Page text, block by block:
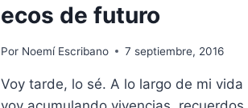
ecos de futuro
Por Noemí Escribano 7 septiembre, 2016
Voy tarde, lo sé. A lo largo de mi vida